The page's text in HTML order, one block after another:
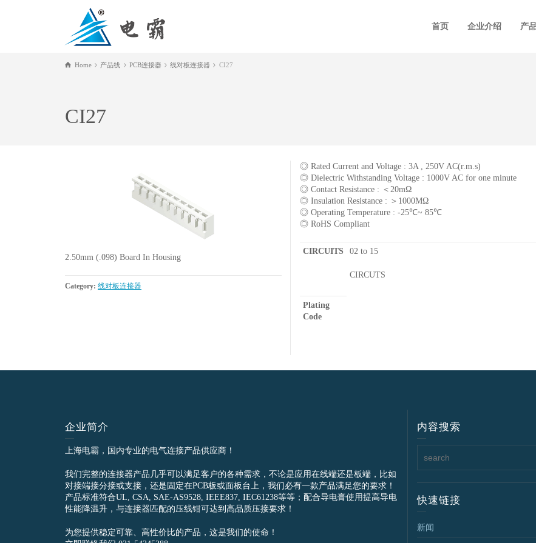
首页 企业介绍 产
Home 产品线 PCB连接器 线对板连接器 CI27
CI27
2.50mm (.098) Board In Housing
Category: 线对板连接器
◎ Rated Current and Voltage : 3A , 250V AC(r.m.s)
◎ Dielectric Withstanding Voltage : 1000V AC for one minute
◎ Contact Resistance : ＜20mΩ
◎ Insulation Resistance : ＞1000MΩ
◎ Operating Temperature : -25℃~ 85℃
◎ RoHS Compliant
CIRCUITS 02 to 15
CIRCUTS
Plating
Code
企业简介
上海电霸，国内专业的电气连接产品供应商！
我们完整的连接器产品几乎可以满足客户的各种需求，不论是应用在线端还是板端，比如
对接端接分接或支接，还是固定在PCB板或面板台上，我们必有一款产品满足您的要求！
产品标准符合UL, CSA, SAE-AS9528, IEEE837, IEC61238等等；配合导电膏使用提高导电
性能降温升，与连接器匹配的压线钳可达到高品质压接要求！
为您提供稳定可靠、高性价比的产品，这是我们的使命！
内容搜索
快速链接
新闻